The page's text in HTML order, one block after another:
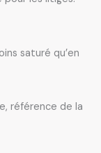
saturé qu’en
référence de la